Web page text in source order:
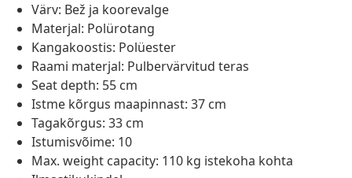
Värv: Bež ja koorevalge
Materjal: Polürotang
Kangakoostis: Polüester
Raami materjal: Pulbervärvitud teras
Seat depth: 55 cm
Istme kõrgus maapinnast: 37 cm
Tagakõrgus: 33 cm
Istumisvõime: 10
Max. weight capacity: 110 kg istekoha kohta